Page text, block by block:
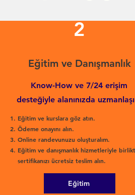
2
Eğitim ve Danışmanlık
Know-How ve 7/24 erişim
desteğiyle alanınızda
Eğitim ve kurslara göz atın.
Ödeme onayını alın.
Online randevunuzu oluşturalım.
Eğitim ve danışmanlık hizmetleriyle
sertifikanızı ücretsiz teslim alın.
Eğitim